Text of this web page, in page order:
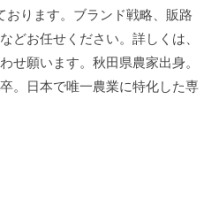
おります。ブランド戦略、販路
どお任せください。詳しくは、
せ願います。秋田県農家出身。
。日本で唯一農業に特化した専